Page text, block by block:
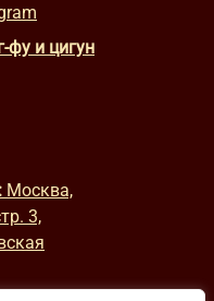
фу и цигун
Москва,
3,